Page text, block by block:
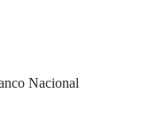
Nacional